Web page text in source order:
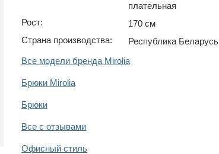
плательная
Рост:
170 см
Страна производства:
Республика Беларусь
Все модели бренда Mirolia
Брюки Mirolia
Брюки
Все с отзывами
Офисный стиль